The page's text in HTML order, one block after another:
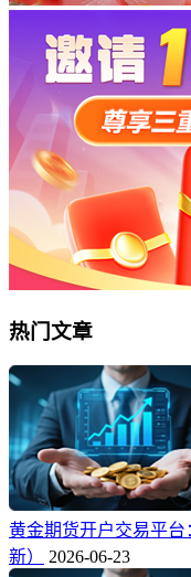
热门文章
黄金期货开户交易平台
新）
2026-06-23